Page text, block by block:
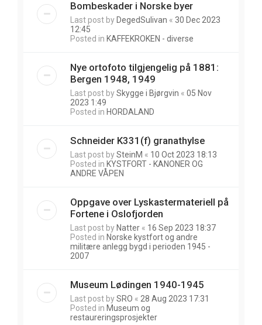
Bombeskader i Norske byer
Last post by DegedSulivan « 30 Dec 2023
12:45
Posted in KAFFEKROKEN - diverse
Nye ortofoto tilgjengelig på 1881:
Bergen 1948, 1949
Last post bySkygge i Bjørgvin « 05 Nov
2023 1:49
Posted in HORDALAND
Schneider K331(f) granathylse
Last post bySteinM « 10 Oct 2023 18:13
Posted in KYSTFORT - KANONER OG
ANDRE VÅPEN
Oppgave over Lyskastermateriell på
Fortene i Oslofjorden
Last post by Natter « 16 Sep 2023 18:37
Posted in Norske kystfort og andre
militære anlegg bygd i perioden 1945 -
2007
Museum Lødingen 1940-1945
Last post bySRO « 28 Aug 2023 17:31
Posted in Museum og
restaureringsprosjekter